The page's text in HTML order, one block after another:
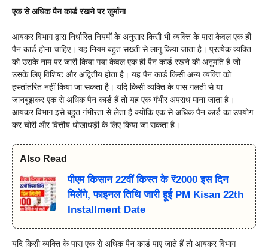
एक से अधिक पैन कार्ड रखने पर जुर्माना
आयकर विभाग द्वारा निर्धारित नियमों के अनुसार किसी भी व्यक्ति के पास केवल एक ही
पैन कार्ड होना चाहिए। यह नियम बहुत सख्ती से लागू किया जाता है। प्रत्येक व्यक्ति
को उसके नाम पर जारी किया गया केवल एक ही पैन कार्ड रखने की अनुमति है जो
उसके लिए विशिष्ट और अद्वितीय होता है। यह पैन कार्ड किसी अन्य व्यक्ति को
हस्तांतरित नहीं किया जा सकता है। यदि किसी व्यक्ति के पास गलती से या
जानबूझकर एक से अधिक पैन कार्ड हैं तो यह एक गंभीर अपराध माना जाता है।
आयकर विभाग इसे बहुत गंभीरता से लेता है क्योंकि एक से अधिक पैन कार्ड का उपयोग
कर चोरी और वित्तीय धोखाधड़ी के लिए किया जा सकता है।
Also Read
पीएम किसान 22वीं किस्त के ₹2000 इस दिन
मिलेंगे, फाइनल तिथि जारी हूई PM Kisan 22th
Installment Date
यदि किसी व्यक्ति के पास एक से अधिक पैन कार्ड पाए जाते हैं तो आयकर विभाग